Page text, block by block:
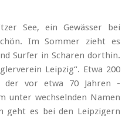
See, ein Gewässer bei
Im Sommer zieht es
Surfer in Scharen dorthin.
Leipzig“. Etwa 200
der vor etwa 70 Jahren -
unter wechseln­den Namen
geht es bei den Leipzigern